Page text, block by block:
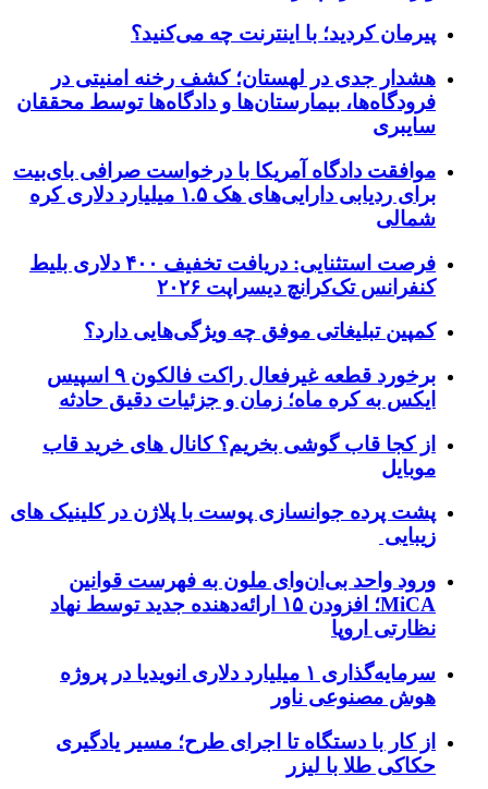
پیرمان کردید؛ با اینترنت چه می‌کنید؟
هشدار جدی در لهستان؛ کشف رخنه امنیتی در
فرودگاه‌ها، بیمارستان‌ها و دادگاه‌ها توسط محققان
سایبری
موافقت دادگاه آمریکا با درخواست صرافی بای‌بیت
برای ردیابی دارایی‌های هک ۱.۵ میلیارد دلاری کره
شمالی
فرصت استثنایی: دریافت تخفیف ۴۰۰ دلاری بلیط
کنفرانس تک‌کرانچ دیسراپت ۲۰۲۶
کمپین تبلیغاتی موفق چه ویژگی‌هایی دارد؟
برخورد قطعه غیرفعال راکت فالکون ۹ اسپیس
ایکس به کره ماه؛ زمان و جزئیات دقیق حادثه
از کجا قاب گوشی بخریم؟ کانال های خرید قاب
موبایل
پشت پرده جوانسازی پوست با پلاژن در کلینیک های
زیبایی
ورود واحد بی‌ان‌وای ملون به فهرست قوانین
MiCA؛ افزودن ۱۵ ارائه‌دهنده جدید توسط نهاد
نظارتی اروپا
سرمایه‌گذاری ۱ میلیارد دلاری انویدیا در پروژه
هوش مصنوعی ناور
از کار با دستگاه تا اجرای طرح؛ مسیر یادگیری
حکاکی طلا با لیزر